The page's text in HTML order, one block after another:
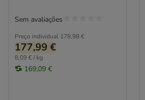
Preço individual 179,98 €
177,99 €
8,09 € / kg
169,09 €
Sem avaliações